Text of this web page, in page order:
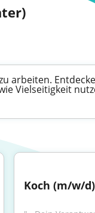
arbeiten.
Vielseitigkeit
Koch (m/w/